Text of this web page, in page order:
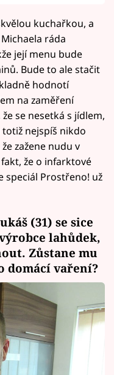
kuchařkou, a
ráda
její menu bude
Bude to ale stačit
hodnotí
na zaměření
se nesetká s jídlem,
nejspíš nikdo
zažene nudu v
že o infarktové
speciál Prostřeno! už
(31) se sice
lahůdek,
Zůstane mu
domácí vaření?